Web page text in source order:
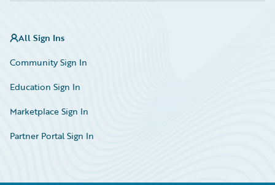
All Sign Ins
Community Sign In
Education Sign In
Marketplace Sign In
Partner Portal Sign In